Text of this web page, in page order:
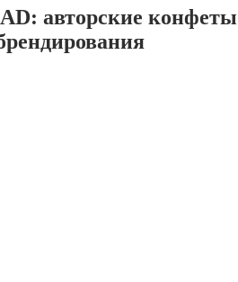
авторские